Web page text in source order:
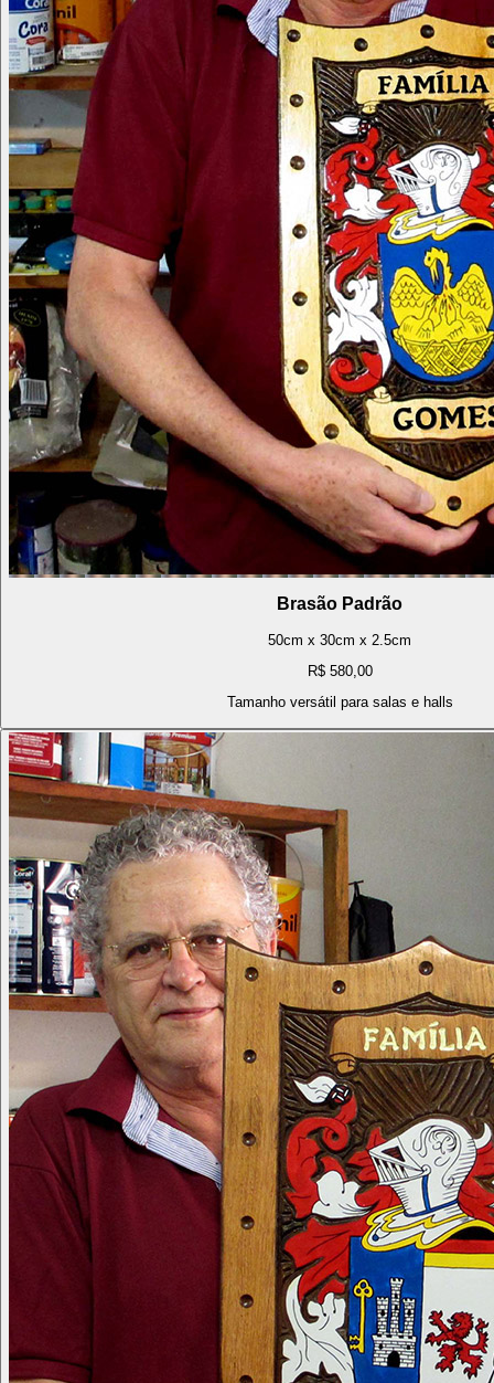
Brasão Padrão
50cm x 30cm x 2.5cm
R$ 580,00
Tamanho versátil para salas e halls